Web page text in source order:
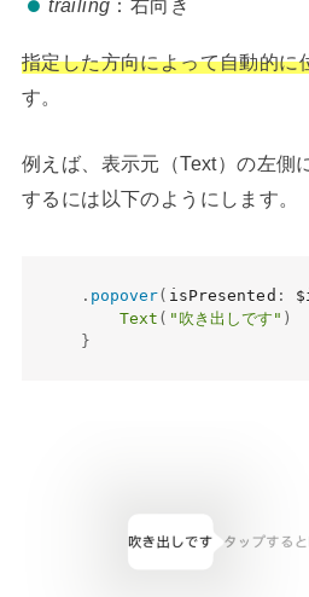
trailing ：右向き
指定した方向によって自動的に
す。
例えば、表示元（Text）の左側
するには以下のようにします。
. popover( isPresented :
Text ( "吹き出しです" )
}